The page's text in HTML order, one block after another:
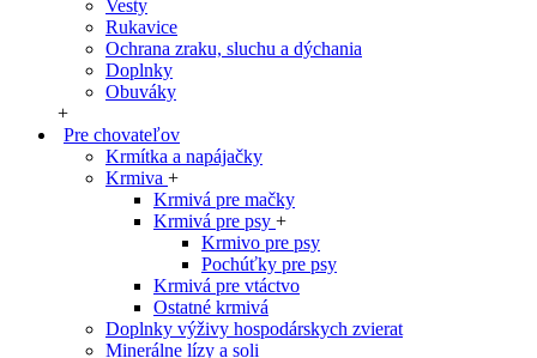
Vesty
Rukavice
Ochrana zraku, sluchu a dýchania
Doplnky
Obuváky
+
Pre chovateľov
Krmítka a napájačky
Krmiva +
Krmivá pre mačky
Krmivá pre psy +
Krmivo pre psy
Pochúťky pre psy
Krmivá pre vtáctvo
Ostatné krmivá
Doplnky výživy hospodárskych zvierat
Minerálne lízy a soli